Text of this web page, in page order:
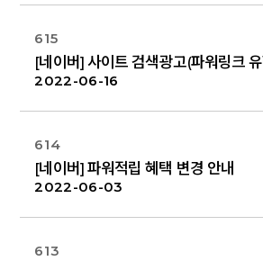
615
2022-06-16
614
[네이버] 파워적립 혜택 변경 안내
2022-06-03
613